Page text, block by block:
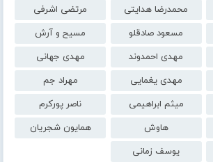
محمدرضا هدایتی
مرتضی اشرفی
مسعود صادقلو
مسیح و آرش
مهدی احمدوند
مهدی جهانی
مهدی یغمایی
مهراد جم
میثم ابراهیمی
ناصر پورکرم
هاوش
همایون شجریان
یوسف زمانی